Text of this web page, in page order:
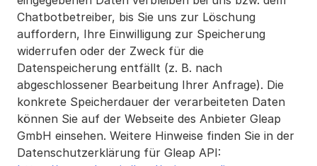
Chatbotbetreiber, bis Sie uns zur Löschung
auffordern, Ihre Einwilligung zur Speicherung
widerrufen oder der Zweck für die
Datenspeicherung entfällt (z. B. nach
abgeschlossener Bearbeitung Ihrer Anfrage). Die
konkrete Speicherdauer der verarbeiteten Daten
können Sie auf der Webseite des Anbieter Gleap
GmbH einsehen. Weitere Hinweise finden Sie in der